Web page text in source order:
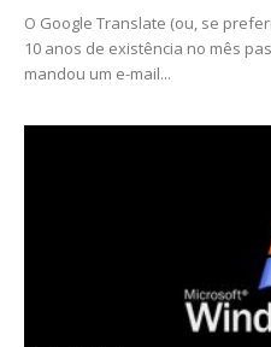
O Google Translate (ou, se
10 anos de existência no mês
mandou um e-mail...